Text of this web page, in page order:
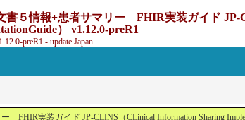
書５情報+患者サマリー FHIR実装ガイド
） v1.12.0-preR1
1.12.0-preR1 - update Japan
実装ガイド JP-CLINS（CLinical Information Sharing